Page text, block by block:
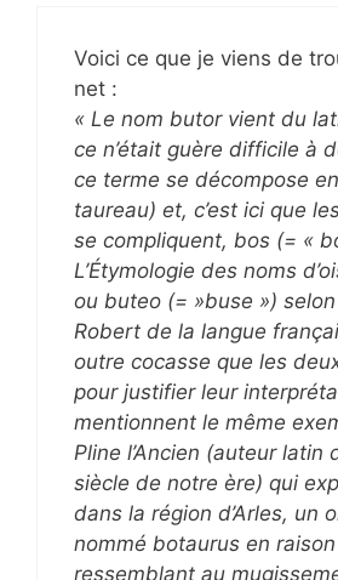
Voici ce que je viens de
net :
« Le nom butor vient du
ce n’était guère difficile à
ce terme se décompose
taureau) et, c’est ici que
se compliquent, bos (= «
L’Étymologie des noms
ou buteo (= »buse »)
Robert de la langue
outre cocasse que les
pour justifier leur
mentionnent le même
Pline l’Ancien (auteur latin
siècle de notre ère) qui
dans la région d’Arles, un
nommé botaurus en
ressemblant au